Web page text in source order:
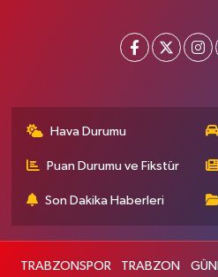
Hava Durumu
Puan Durumu ve Fikstür
Son Dakika Haberleri
TRABZONSPOR TRABZON